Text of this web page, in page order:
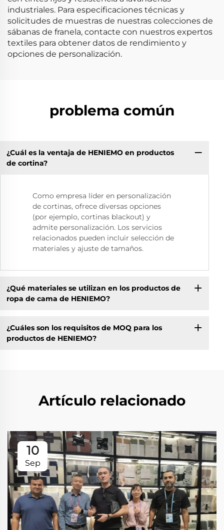
industriales. Para especificaciones técnicas y
solicitudes de muestras de nuestras colecciones de
sábanas de franela, contacte con nuestros expertos
textiles para obtener datos de rendimiento y
opciones de personalización.
problema común
¿Cuál es la ventaja de HENIEMO en productos
de cortina?
Como empresa líder en personalización
de cortinas, ofrece diversas opciones
(por ejemplo, cortinas blackout) y
admite personalización. Los servicios
relacionados pueden incluir selección de
materiales y ajuste de tamaños.
¿Qué materiales se utilizan en los productos de
ropa de cama de HENIEMO?
¿Cuáles son los requisitos de MOQ para los
productos de HENIEMO?
Artículo relacionado
10
Sep